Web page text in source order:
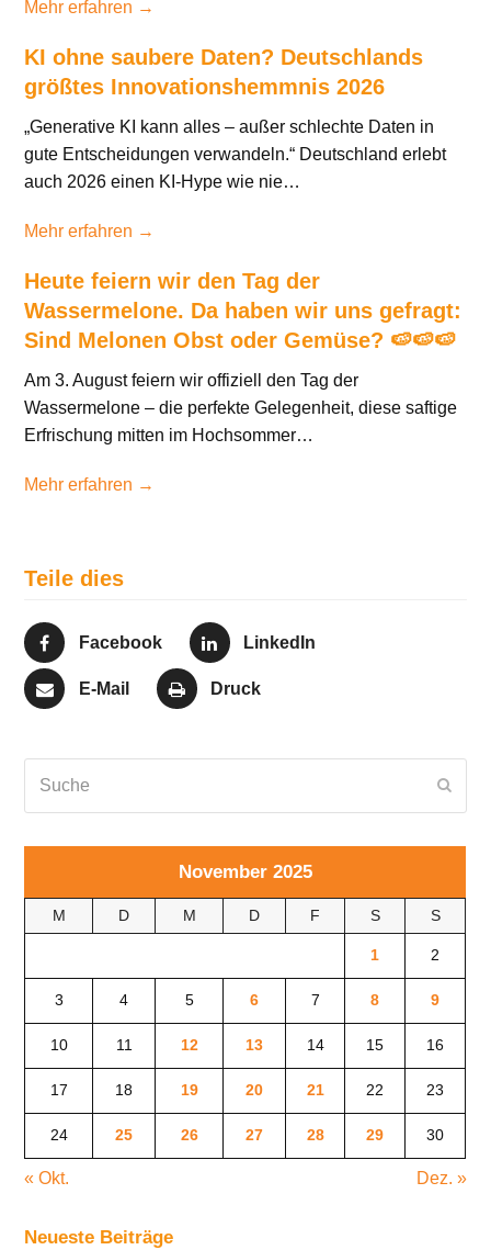
Mehr erfahren →
KI ohne saubere Daten? Deutschlands
größtes Innovationshemmnis 2026
„Generative KI kann alles – außer schlechte Daten in
gute Entscheidungen verwandeln.“ Deutschland erlebt
auch 2026 einen KI-Hype wie nie…
Mehr erfahren →
Heute feiern wir den Tag der
Wassermelone. Da haben wir uns gefragt:
Sind Melonen Obst oder Gemüse? 🍉🍉🍉
Am 3. August feiern wir offiziell den Tag der
Wassermelone – die perfekte Gelegenheit, diese saftige
Erfrischung mitten im Hochsommer…
Mehr erfahren →
Teile dies
Facebook LinkedIn
E-Mail Druck
November 2025
M D M D F S S
1 2
3 4 5 6 7 8 9
10 11 12 13 14 15 16
17 18 19 20 21 22 23
24 25 26 27 28 29 30
« Okt. Dez. »
Neueste Beiträge